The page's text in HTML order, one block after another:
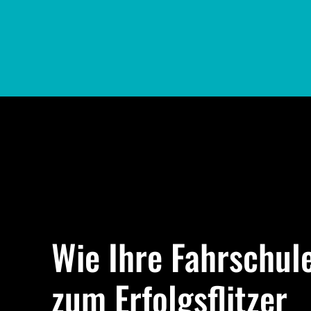
Wie Ihre
zum Erfolgsflitzer